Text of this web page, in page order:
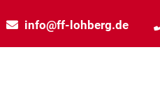
info@ff-lohberg.de